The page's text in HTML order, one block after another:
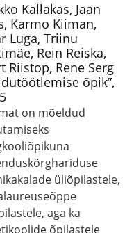
Kallakas, Jaan
Karmo Kiiman,
Luga, Triinu
Rein Reiska,
Riistop, Rene Serg
õpik”,
on mõeldud
üliõpilastele,
aga ka
õpilastele